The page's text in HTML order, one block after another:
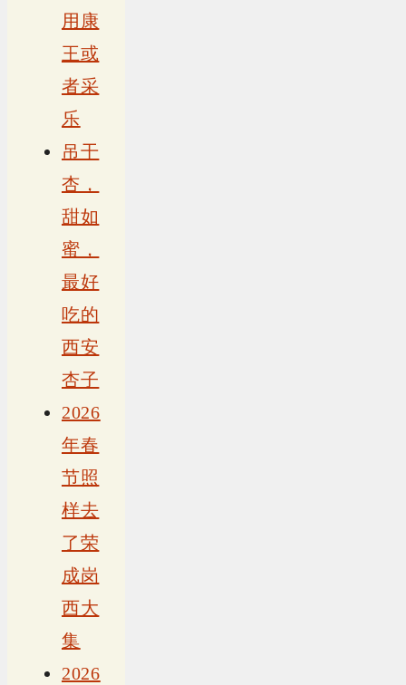
用康
王或
者采
乐
吊干
杏，
甜如
蜜，
最好
吃的
西安
杏子
2026
年春
节照
样去
了荣
成岗
西大
集
2026